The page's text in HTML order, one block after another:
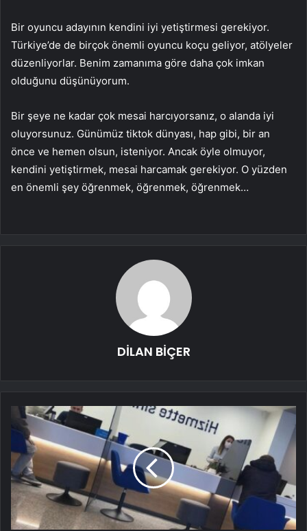
Bir oyuncu adayının kendini iyi yetiştirmesi gerekiyor.
Türkiye’de de birçok önemli oyuncu koçu geliyor, atölyeler
düzenliyorlar. Benim zamanıma göre daha çok imkan
olduğunu düşünüyorum.
Bir şeye ne kadar çok mesai harcıyorsanız, o alanda iyi
oluyorsunuz. Günümüz tiktok dünyası, hap gibi, bir an
önce ve hemen olsun, isteniyor. Ancak öyle olmuyor,
kendini yetiştirmek, mesai harcamak gerekiyor. O yüzden
en önemli şey öğrenmek, öğrenmek, öğrenmek…
DİLAN BİÇER